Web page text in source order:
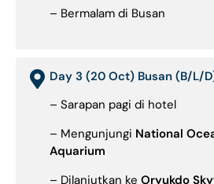
– Bermalam di Busan
Day 3 (20 Oct) Busan (B/L/
– Sarapan pagi di hotel
– Mengunjungi National
Aquarium
– Dilanjutkan ke Oryukdo